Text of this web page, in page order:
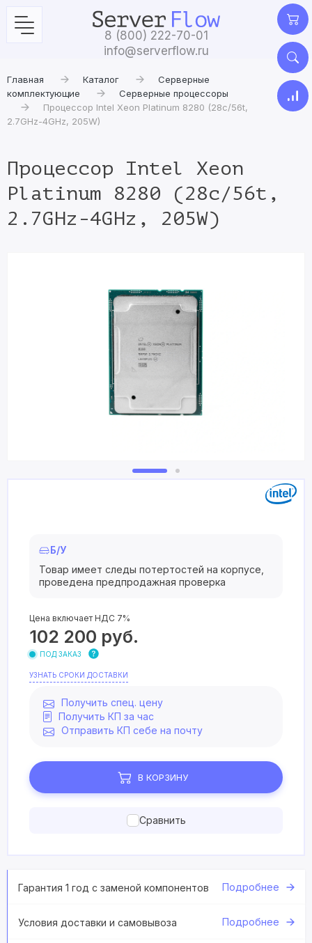
8 (800) 222-70-01
info@serverflow.ru
Главная Каталог
Серверные
комплектующие
Серверные процессоры
Процессор Intel Xeon Platinum 8280 (28c/56t,
2.7GHz-4GHz, 205W)
Процессор Intel Xeon
Platinum 8280 (28c/56t,
2.7GHz-4GHz, 205W)
Б/У
Товар имеет следы потертостей на корпусе,
проведена предпродажная проверка
Цена включает НДС 7%
102 200 руб.
ПОД ЗАКАЗ
УЗНАТЬ СРОКИ ДОСТАВКИ
Получить спец. цену
Получить КП за час
Отправить КП себе на почту
В КОРЗИНУ
Сравнить
Гарантия 1 год с заменой компонентов Подробнее
Условия доставки и самовывоза Подробнее